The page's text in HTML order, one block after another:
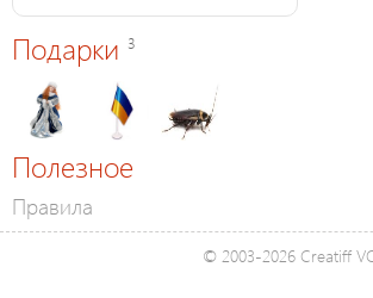
Подарки 3
Полезное
Правила
© 2003-2026 Creatiff